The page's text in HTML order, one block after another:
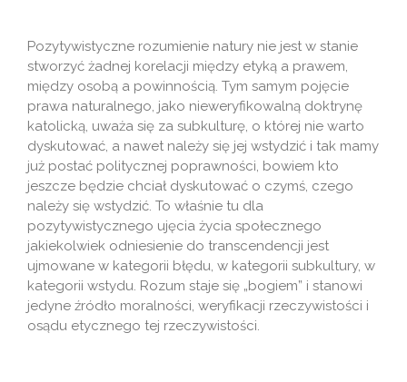
Pozytywistyczne rozumienie natury nie jest w stanie
stworzyć żadnej korelacji między etyką a prawem,
między osobą a powinnością. Tym samym pojęcie
prawa naturalnego, jako nieweryfikowalną doktrynę
katolicką, uważa się za subkulturę, o której nie warto
dyskutować, a nawet należy się jej wstydzić i tak mamy
już postać politycznej poprawności, bowiem kto
jeszcze będzie chciał dyskutować o czymś, czego
należy się wstydzić. To właśnie tu dla
pozytywistycznego ujęcia życia społecznego
jakiekolwiek odniesienie do transcendencji jest
ujmowane w kategorii błędu, w kategorii subkultury, w
kategorii wstydu. Rozum staje się „bogiem” i stanowi
jedyne źródło moralności, weryfikacji rzeczywistości i
osądu etycznego tej rzeczywistości.